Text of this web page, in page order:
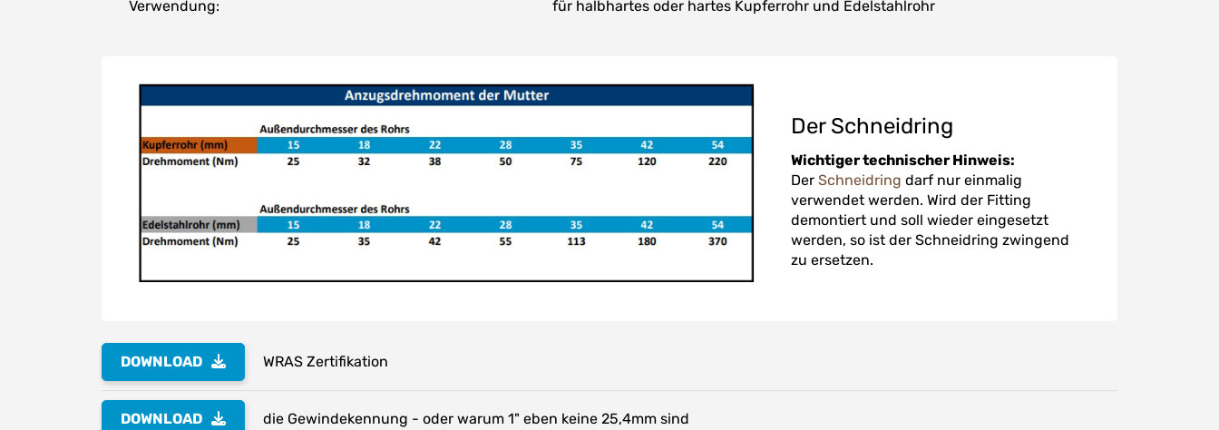
Verwendung: für halbhartes oder hartes Kupferrohr und Edelstahlrohr
Der Schneidring
Wichtiger technischer Hinweis:
Der Schneidring darf nur einmalig
verwendet werden. Wird der Fitting
demontiert und soll wieder eingesetzt
werden, so ist der Schneidring zwingend
zu ersetzen.
DOWNLOAD WRAS Zertifikation
DOWNLOAD die Gewindekennung - oder warum 1" eben keine 25,4mm sind